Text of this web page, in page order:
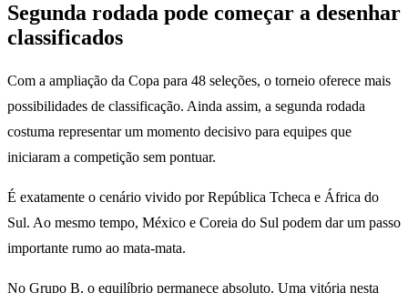
Segunda rodada pode começar a desenhar
classificados
Com a ampliação da Copa para 48 seleções, o torneio oferece mais
possibilidades de classificação. Ainda assim, a segunda rodada
costuma representar um momento decisivo para equipes que
iniciaram a competição sem pontuar.
É exatamente o cenário vivido por República Tcheca e África do
Sul. Ao mesmo tempo, México e Coreia do Sul podem dar um passo
importante rumo ao mata-mata.
No Grupo B, o equilíbrio permanece absoluto. Uma vitória nesta